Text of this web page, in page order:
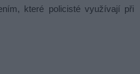
které policisté využívají při